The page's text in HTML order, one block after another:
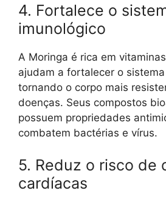
4. Fortalece o
imunológico
A Moringa é rica em
ajudam a fortalecer o
tornando o corpo mais
doenças. Seus compostos
possuem propriedades
combatem bactérias e vírus.
5. Reduz o risco de
cardíacas